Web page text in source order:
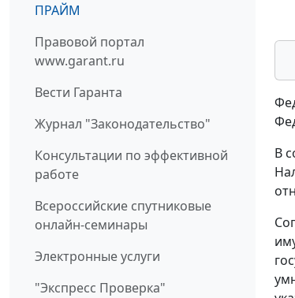
ПРАЙМ
Правовой портал
www.garant.ru
Вести Гаранта
Журнал "Законодательство"
Консультации по эффективной
работе
Всероссийские спутниковые
онлайн-семинары
Электронные услуги
"Экспресс Проверка"
В